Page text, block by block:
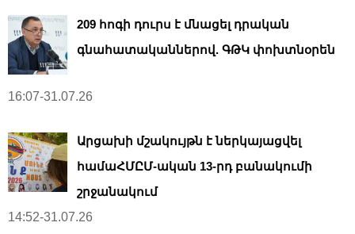
209 հոգի դուրս է մնացել դրական
գնահատականներով. ԳԹԿ փոխտնօրեն
16:07-31.07.26
Արցախի մշակույթն է ներկայացվել
համաՀՄԸՄ-ական 13-րդ բանակումի
շրջանակում
14:52-31.07.26